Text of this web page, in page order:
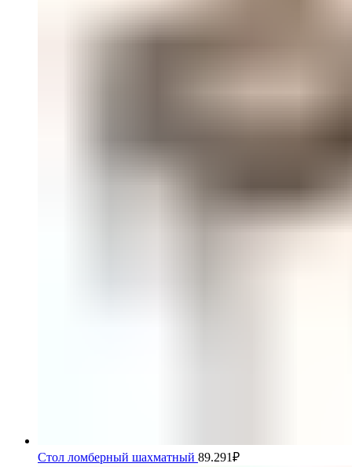
Стол ломберный шахматный 89.291₽